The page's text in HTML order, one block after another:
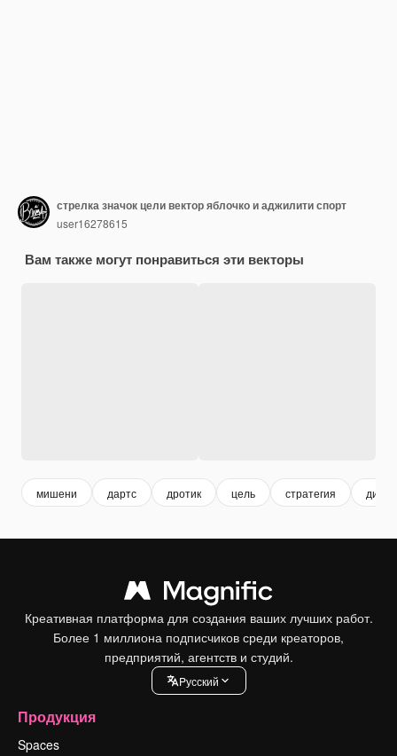
стрелка значок цели вектор яблочко и аджилити спорт
user16278615
Вам также могут понравиться эти векторы
мишени дартс дротик цель стратегия
Креативная платформа для создания ваших лучших работ.
Более 1 миллиона подписчиков среди креаторов,
предприятий, агентств и студий.
Pусский
Продукция
Spaces